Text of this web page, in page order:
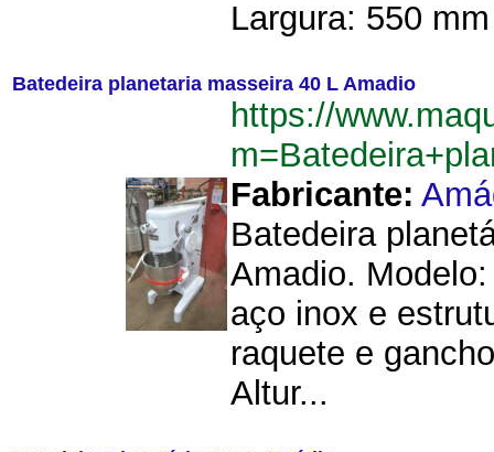
Largura: 550
Batedeira planetaria masseira 40 L Amadio
https://
Fabricante:
Batedeira
Amadio.
aço inox e
raquete e
Altur...